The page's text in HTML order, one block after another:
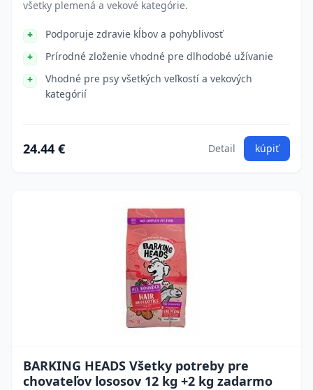
všetky plemená a vekové kategórie.
Podporuje zdravie kĺbov a pohyblivosť
Prírodné zloženie vhodné pre dlhodobé užívanie
Vhodné pre psy všetkých veľkostí a vekových
kategórií
24.44 € Detail kúpiť
BARKING HEADS Všetky potreby pre
chovateľov lososov 12 kg +2 kg zadarmo